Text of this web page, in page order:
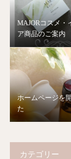
MAJORコスメ・
ア商品のご案内
ホームページを
た
カテゴリー